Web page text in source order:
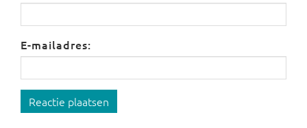
E-mailadres:
Reactie plaatsen